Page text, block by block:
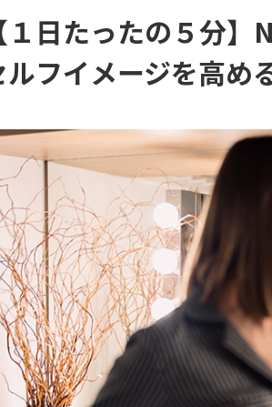
１日たったの５分
ルフイメージを高め